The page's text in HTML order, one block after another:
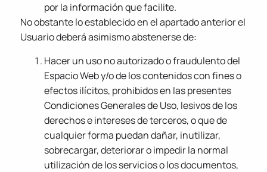
por la información que facilite.
No obstante lo establecido en el apartado anterior el
Usuario deberá asimismo abstenerse de:
Hacer un uso no autorizado o fraudulento del
Espacio Web y/o de los contenidos con fines o
efectos ilícitos, prohibidos en las presentes
Condiciones Generales de Uso, lesivos de los
derechos e intereses de terceros, o que de
cualquier forma puedan dañar, inutilizar,
sobrecargar, deteriorar o impedir la normal
utilización de los servicios o los documentos,